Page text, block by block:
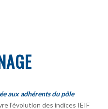
aux adhérents du pôle
l’évolution des indices IEIF